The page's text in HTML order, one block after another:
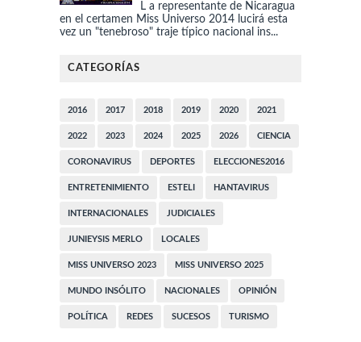
L a representante de Nicaragua
en el certamen Miss Universo 2014 lucirá esta
vez un "tenebroso" traje típico nacional ins...
CATEGORÍAS
2016 2017 2018 2019 2020 2021
2022 2023 2024 2025 2026 CIENCIA
CORONAVIRUS DEPORTES ELECCIONES2016
ENTRETENIMIENTO ESTELI HANTAVIRUS
INTERNACIONALES JUDICIALES
JUNIEYSIS MERLO LOCALES
MISS UNIVERSO 2023 MISS UNIVERSO 2025
MUNDO INSÓLITO NACIONALES OPINIÓN
POLÍTICA REDES SUCESOS TURISMO